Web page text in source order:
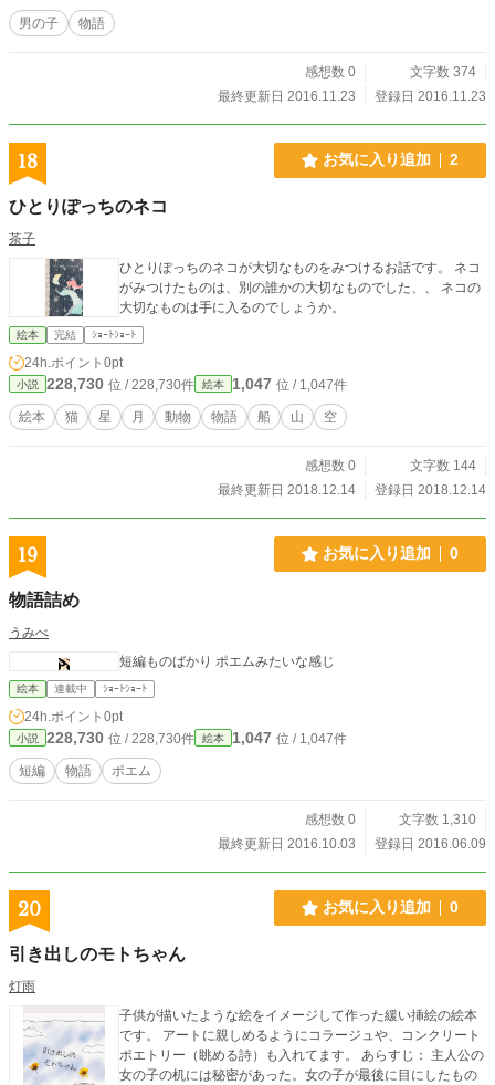
男の子 物語
感想数 0
文字数 374
最終更新日 2016.11.23
登録日 2016.11.23
18 お気に入り追加 2
ひとりぽっちのネコ
茶子
ひとりぽっちのネコが大切なものをみつけるお話です。 ネコ
がみつけたものは、別の誰かの大切なものでした、、 ネコの
大切なものは手に入るのでしょうか。
絵本 完結 ｼｮｰﾄｼｮｰﾄ
24h.ポイント 0pt
小説 228,730 位 / 228,730件 絵本 1,047 位 / 1,047件
絵本 猫 星 月 動物 物語 船 山 空
感想数 0
文字数 144
最終更新日 2018.12.14
登録日 2018.12.14
19 お気に入り追加 0
物語詰め
うみべ
短編ものばかり ポエムみたいな感じ
絵本 連載中 ｼｮｰﾄｼｮｰﾄ
24h.ポイント 0pt
小説 228,730 位 / 228,730件 絵本 1,047 位 / 1,047件
短編 物語 ポエム
感想数 0
文字数 1,310
最終更新日 2016.10.03
登録日 2016.06.09
20 お気に入り追加 0
引き出しのモトちゃん
灯雨
子供が描いたような絵をイメージして作った緩い挿絵の絵本
です。 アートに親しめるようにコラージュや、コンクリート
ポエトリー（眺める詩）も入れてます。 あらすじ： 主人公の
女の子の机には秘密があった。女の子が最後に目にしたもの